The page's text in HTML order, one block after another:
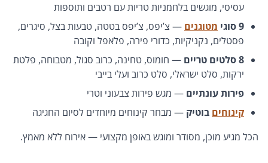
עסיסי, מוגשים בלחמניות טריות עם רטבים ותוספות
9 סוגי
מטוגנים — צ’יפס, צ’יפס בטטה, טבעות בצל, סיגרים,
פסטלים, נקניקיות, כדורי פירה, פלאפל וקובה
8 סלטים טריים
— חומוס, טחינה, כרוב סגול, מטבוחה, פלטת
ירקות, סלט ישראלי, סלט כרוב ועלי בייבי
פירות עונתיים — מגש פירות צבעוני וטרי
קינוחים בוטיק — מבחר קינוחים מיוחדים לסיום החגיגה
הכל מגיע מוכן, מסודר ומוגש באופן מקצועי — אירוח ללא מאמץ.